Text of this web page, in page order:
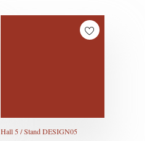
Hall 5 / Stand DESIGN05